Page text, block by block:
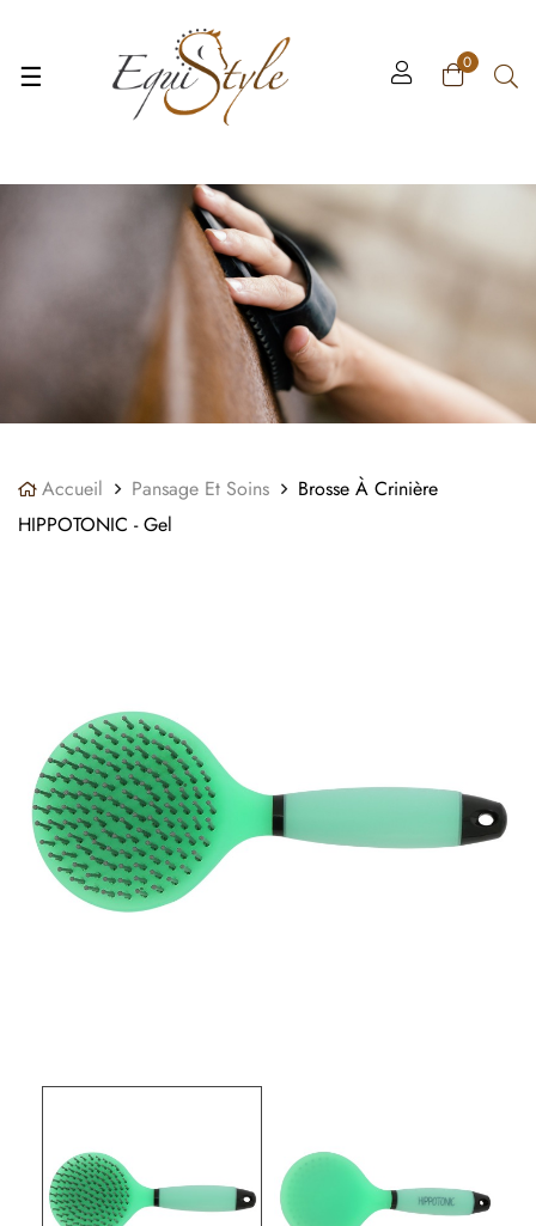
Basculer
navigation
☰ 0
Accueil Pansage Et Soins
Brosse À Crinière
HIPPOTONIC - Gel